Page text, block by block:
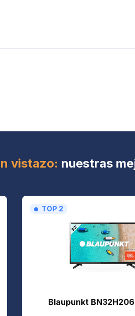
vistazo: nuestras
TOP 2
Blaupunkt